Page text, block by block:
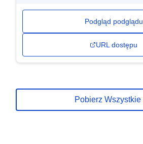
Podgląd podglądu
URL dostępu
Pobierz Wszystkie